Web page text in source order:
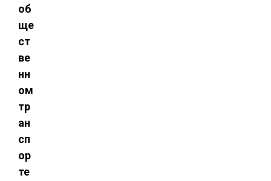
об
ще
ст
ве
нн
ом
тр
ан
сп
ор
те